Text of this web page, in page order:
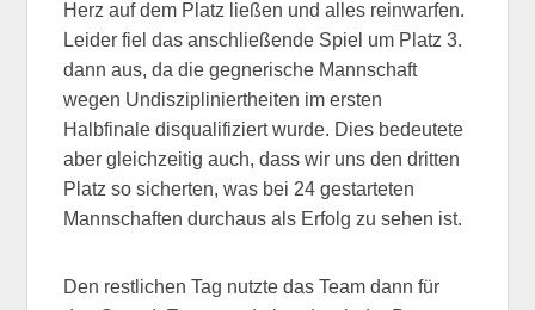
Herz auf dem Platz ließen und alles reinwarfen.
Leider fiel das anschließende Spiel um Platz 3.
dann aus, da die gegnerische Mannschaft
wegen Undiszipliniertheiten im ersten
Halbfinale disqualifiziert wurde. Dies bedeutete
aber gleichzeitig auch, dass wir uns den dritten
Platz so sicherten, was bei 24 gestarteten
Mannschaften durchaus als Erfolg zu sehen ist.
Den restlichen Tag nutzte das Team dann für